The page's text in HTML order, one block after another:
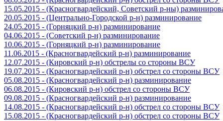
15.05.2015 - (Красногвардейский, Советский р-ны)
20.05.2015 - (Центрально-Городской р-н) разминирование
24.05.2015 - (Горняцкий р-н) разминирование
04.06.2015 - (Советский р-н) разминирование
10.06.2015 - (Горняцкий р-н) разминирование
11.06.2015 - (Красногвардейский р-н) разминирование
12.07.2015 - (Кировский р-н) обстрелы со стороны ВСУ
19.07.2015 - (Красногвардейский р-н) обстрел со стороны ВСУ
05.08.2015 - (Красногвардейский р-н) разминирование
06.08.2015 - (Кировский р-н) обстрел со стороны ВСУ
09.08.2015 - (Красногвардейский р-н) разминирование
14.08.2015 - (Красногвардейский р-н) обстрел со стороны ВСУ
15.08.2015 - (Красногвардейский р-н) обстрел со стороны ВСУ